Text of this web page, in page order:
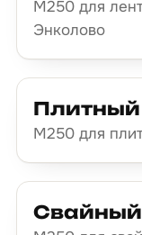
М250 для
Энколово
М250 для